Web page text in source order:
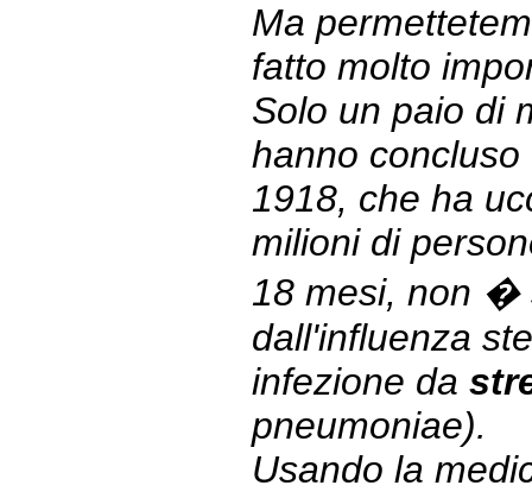
Ma
fatto molto
Solo un paio di
hanno
1918, che ha
milioni di
18 mesi, non �
dall'influenza
infezione da
pneumoniae).
Usando la